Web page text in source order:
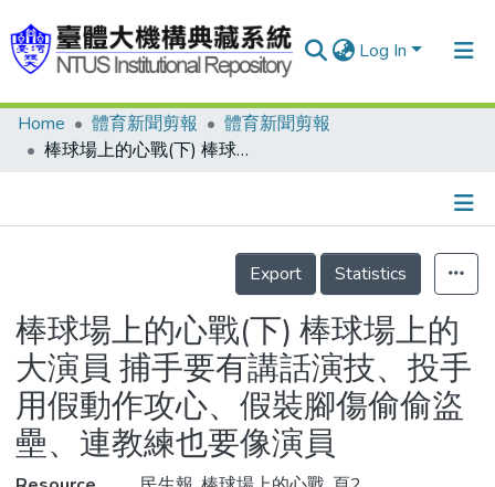
Log In
Communities & Collections
Statistics
Home 體育新聞剪報
體育新聞剪報
棒球場上的心戰(下) 棒球場上的大演員 捕手要有講話演技、投手用假動作攻心、假裝腳傷偷偷盜壘、連教練也要像演員
Details
Export
Statistics
棒球場上的心戰(下) 棒球場上的
大演員 捕手要有講話演技、投手
用假動作攻心、假裝腳傷偷偷盜
壘、連教練也要像演員